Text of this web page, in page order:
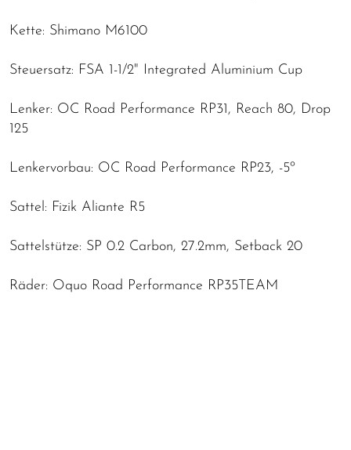
Kette: Shimano M6100
Steuersatz: FSA 1-1/2" Integrated Aluminium Cup
Lenker: OC Road Performance RP31, Reach 80, Drop
125
Lenkervorbau: OC Road Performance RP23, -5º
Sattel: Fizik Aliante R5
Sattelstütze: SP 0.2 Carbon, 27.2mm, Setback 20
Räder: Oquo Road Performance RP35TEAM